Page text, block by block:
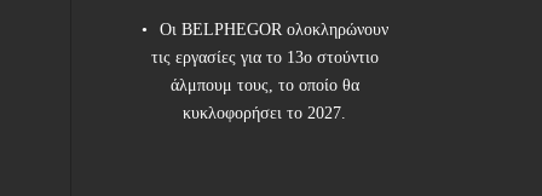
Οι BELPHEGOR ολοκληρώνουν
τις εργασίες για το 13ο στούντιο
άλμπουμ τους, το οποίο θα
κυκλοφορήσει το 2027.